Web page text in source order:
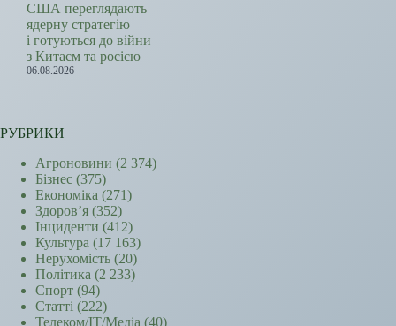
США переглядають
ядерну стратегію
і готуються до війни
з Китаєм та росією
06.08.2026
РУБРИКИ
Агроновини (2 374)
Бізнес (375)
Економіка (271)
Здоров’я (352)
Інциденти (412)
Культура (17 163)
Нерухомість (20)
Політика (2 233)
Спорт (94)
Статті (222)
Телеком/ІТ/Медіа (40)